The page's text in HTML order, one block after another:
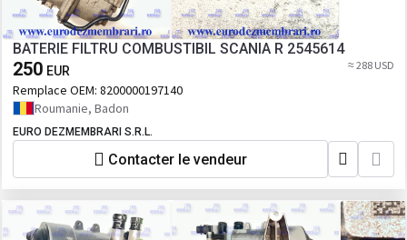
BATERIE FILTRU COMBUSTIBIL SCANIA R 2545614
250 EUR ≈ 288 USD
Remplace OEM: 8200000197140
Roumanie, Badon
EURO DEZMEMBRARI S.R.L.
Contacter le vendeur